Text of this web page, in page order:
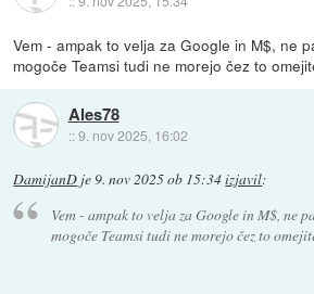
Vem - ampak to velja za Google in M$, ne
mogoče Teamsi tudi ne morejo čez to
Ales78
::9. nov 2025, 16:02
DamijanD je9. nov 2025 ob 15:34izjavil:
Vem - ampak to velja za Google in M$, ne
mogoče Teamsi tudi ne morejo čez to